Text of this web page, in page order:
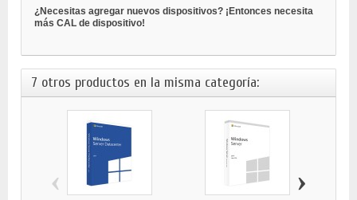
¿Necesitas agregar nuevos dispositivos? ¡Entonces necesita
más CAL de dispositivo!
7 otros productos en la misma categoría:
‹ ›